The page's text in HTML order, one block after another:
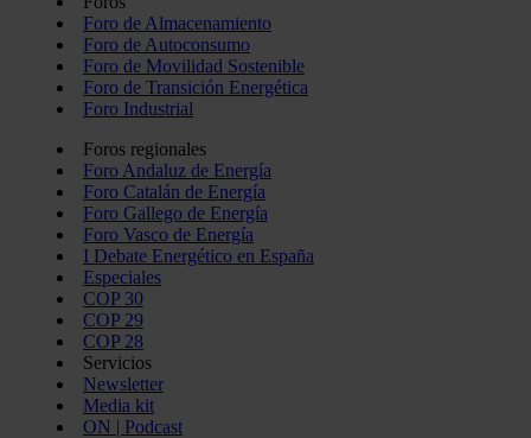
Foro de Almacenamiento
Foro de Autoconsumo
Foro de Movilidad Sostenible
Foro de Transición Energética
Foro Industrial
Foros regionales
Foro Andaluz de Energía
Foro Catalán de Energía
Foro Gallego de Energía
Foro Vasco de Energía
I Debate Energético en España
Especiales
COP 30
COP 29
COP 28
Servicios
Newsletter
Media kit
ON | Podcast